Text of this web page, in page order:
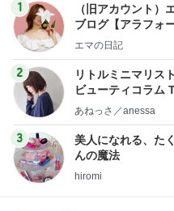
1
（旧アカウント）
ブログ【アラフォ
社売却セカンドライ
エマの日記
2
リトルミニマリス
ビューティコラム
little minimalist's
uty colum
あねっさ／anessa
3
美人になれる、た
んの魔法
hiromi